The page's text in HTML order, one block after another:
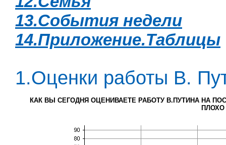
13.События недели
14.Приложение.Таблицы
1.Оценки работы В.
КАК ВЫ СЕГОДНЯ ОЦЕНИВАЕТЕ РАБОТУ В.ПУТИНА НА
ПЛОХО